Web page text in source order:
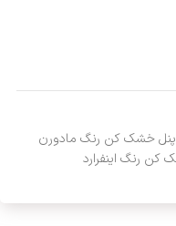
پنل خشک کن رنگ مادورن
کن رنگ اینفرارد